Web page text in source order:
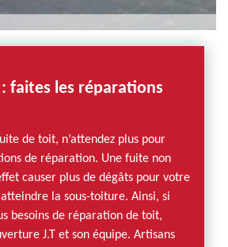
faites les réparations
de toit, n’attendez plus pour
de réparation. Une fuite non
causer plus de dégâts pour votre
la sous-toiture. Ainsi, si
besoins de réparation de toit,
J.T et son équipe. Artisans